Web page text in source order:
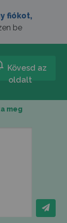
fiókot,
be
Kövesd az
oldalt
meg